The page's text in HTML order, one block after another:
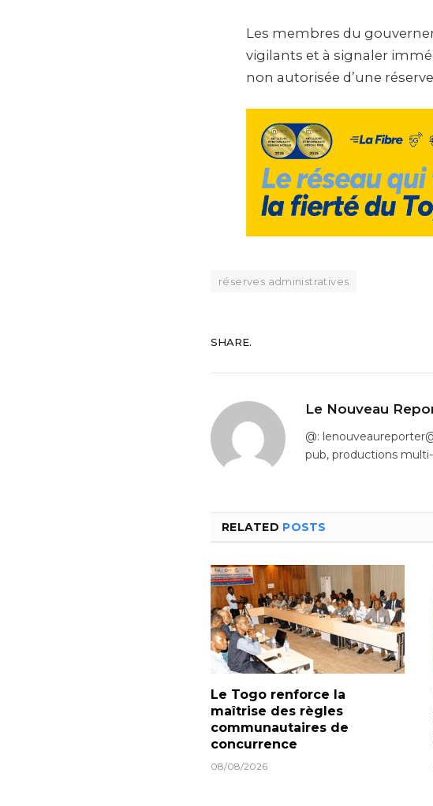
Les membres du
vigilants et à signaler
non autorisée d’une
réserves administratives
SHARE.
Le Nouveau
@:
pub, productions
RELATED POSTS
Le Togo renforce la
maîtrise des règles
communautaires de
concurrence
08/08/2026